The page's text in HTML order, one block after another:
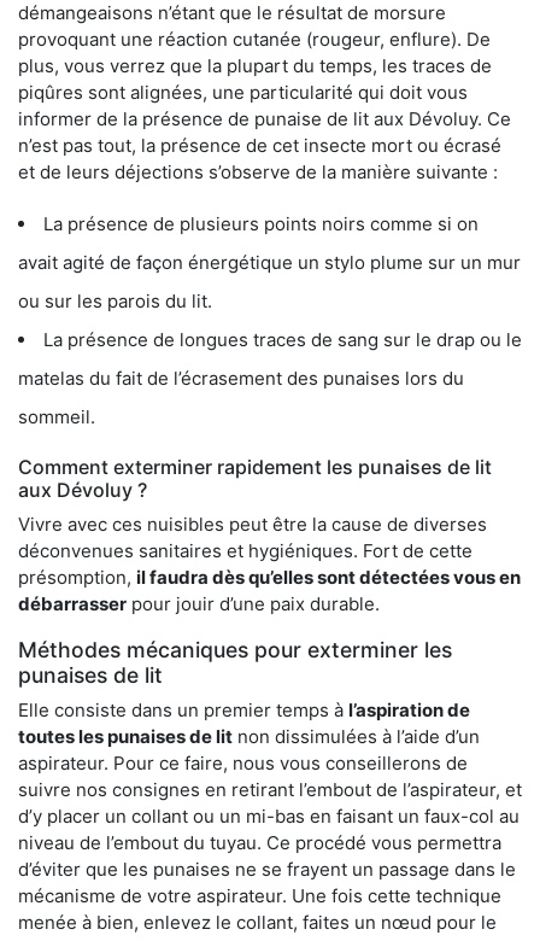
démangeaisons n’étant que le résultat de morsure
provoquant une réaction cutanée (rougeur, enflure). De
plus, vous verrez que la plupart du temps, les traces de
piqûres sont alignées, une particularité qui doit vous
informer de la présence de punaise de lit aux Dévoluy. Ce
n’est pas tout, la présence de cet insecte mort ou écrasé
et de leurs déjections s’observe de la manière suivante :
La présence de plusieurs points noirs comme si on
avait agité de façon énergétique un stylo plume sur un mur
ou sur les parois du lit.
La présence de longues traces de sang sur le drap ou le
matelas du fait de l’écrasement des punaises lors du
sommeil.
Comment exterminer rapidement les punaises de lit
aux Dévoluy ?
Vivre avec ces nuisibles peut être la cause de diverses
déconvenues sanitaires et hygiéniques. Fort de cette
présomption, il faudra dès qu’elles sont détectées vous en
débarrasser pour jouir d’une paix durable.
Méthodes mécaniques pour exterminer les
punaises de lit
Elle consiste dans un premier temps à l’aspiration de
toutes les punaises de lit non dissimulées à l’aide d’un
aspirateur. Pour ce faire, nous vous conseillerons de
suivre nos consignes en retirant l’embout de l’aspirateur, et
d’y placer un collant ou un mi-bas en faisant un faux-col au
niveau de l’embout du tuyau. Ce procédé vous permettra
d’éviter que les punaises ne se frayent un passage dans le
mécanisme de votre aspirateur. Une fois cette technique
menée à bien, enlevez le collant, faites un nœud pour le